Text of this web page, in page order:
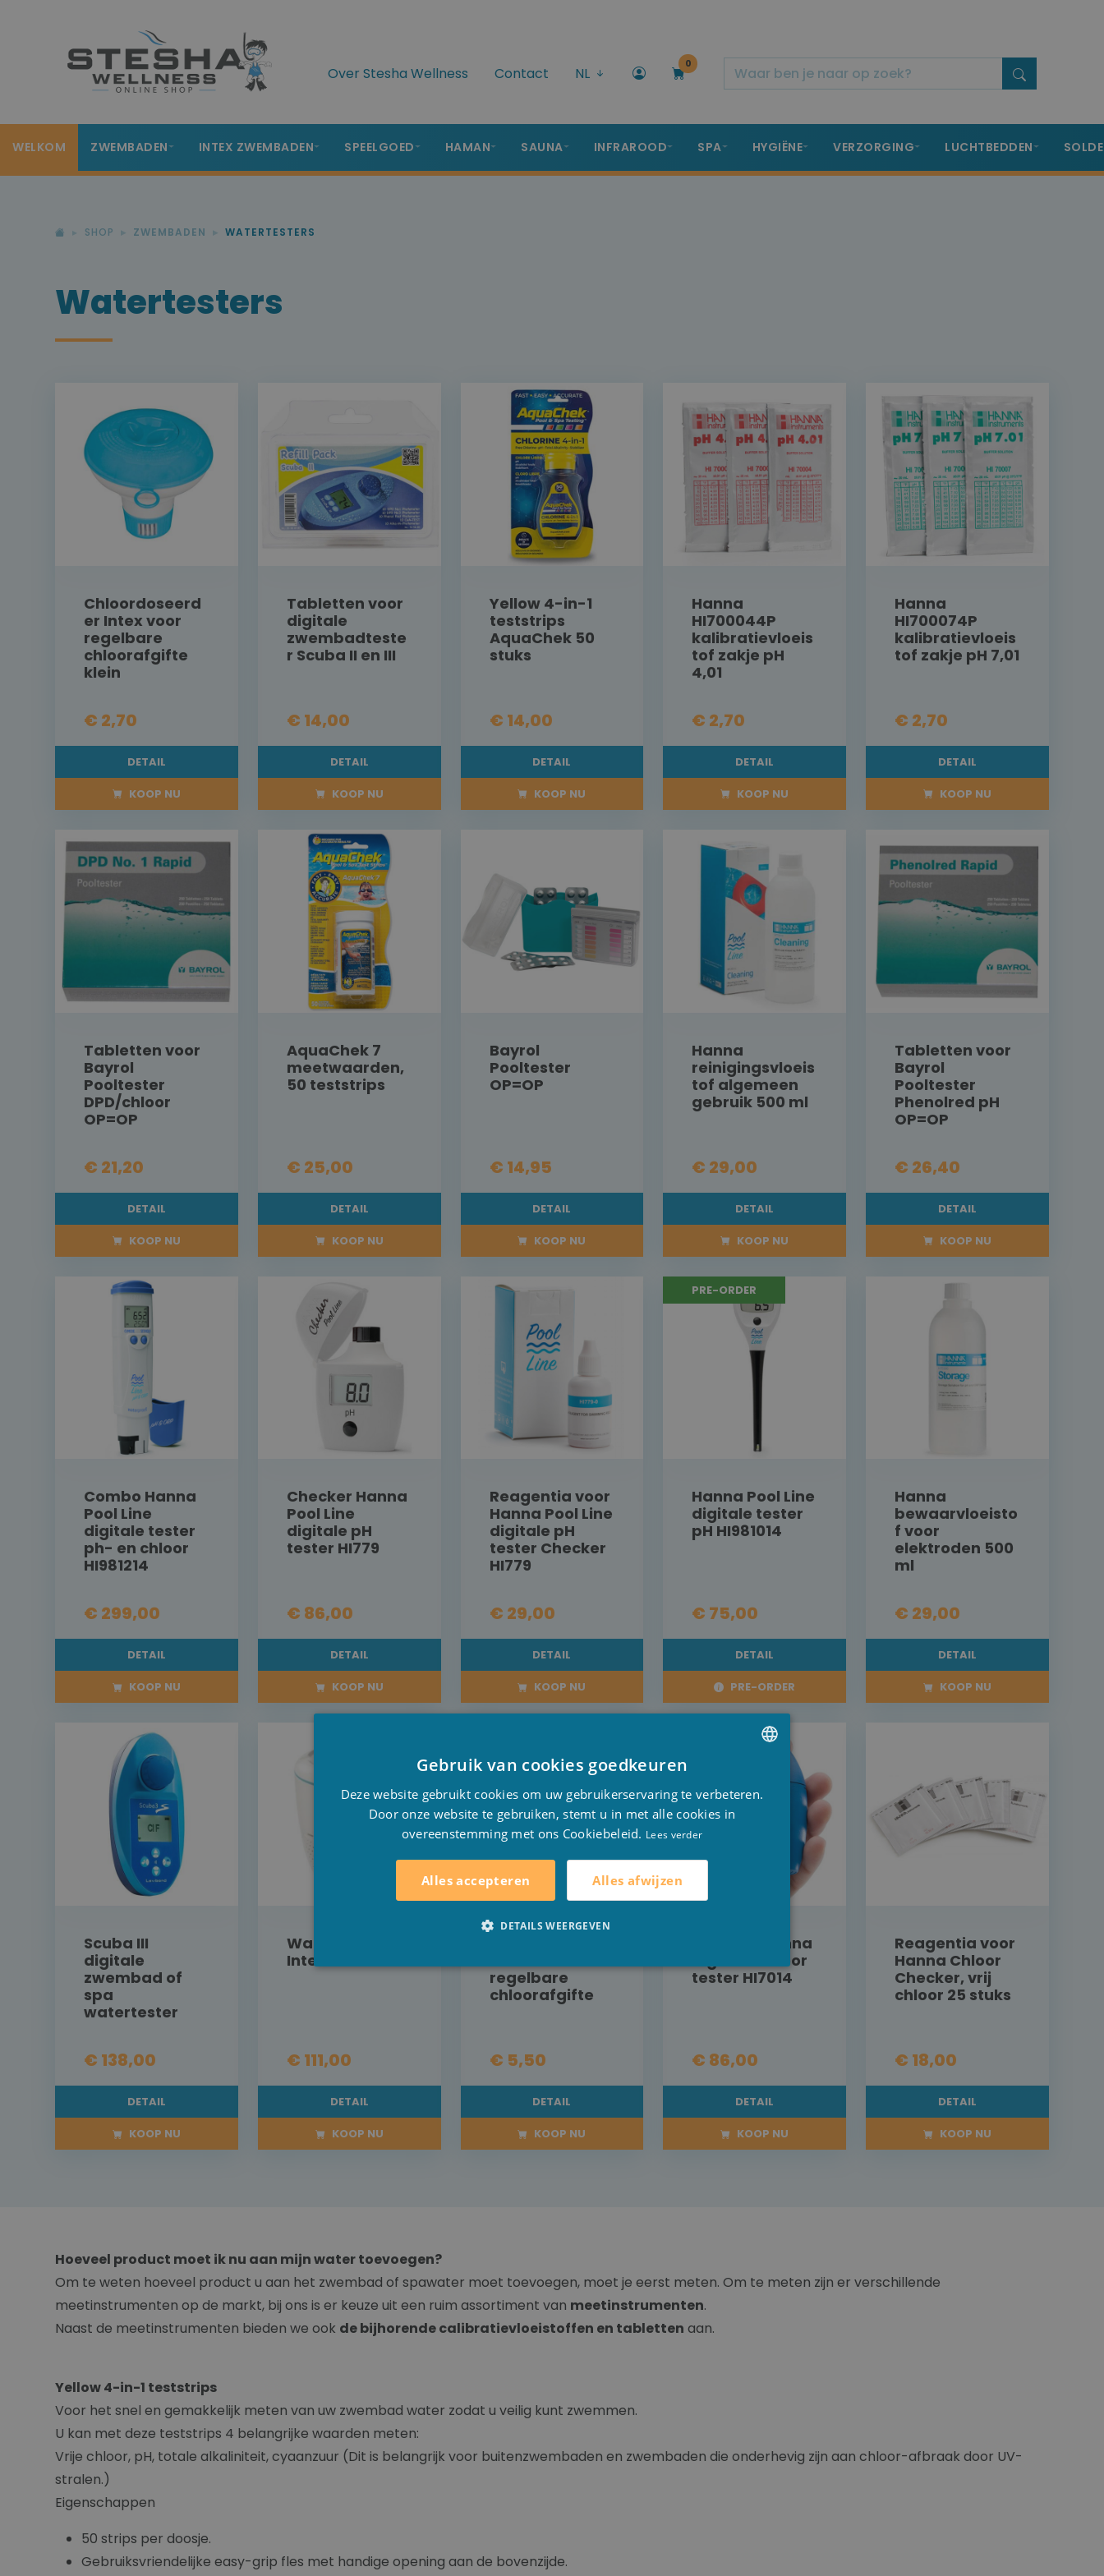
Over Stesha Wellness Contact NL
0
WELKOM ZWEMBADEN INTEX ZWEMBADEN SPEELGOED HAMAN SAUNA INFRAROOD SPA HYGIËNE VERZORGING LUCHTBEDDEN
SHOP ZWEMBADEN WATERTESTERS
Watertesters
Chloordoseerd
er Intex voor
regelbare
chloorafgifte
klein
€ 2,70
DETAIL
KOOP NU
Tabletten voor
digitale
zwembadteste
r Scuba II en III
€ 14,00
DETAIL
KOOP NU
Yellow 4-in-1
teststrips
AquaChek 50
stuks
€ 14,00
DETAIL
KOOP NU
Hanna
HI700044P
kalibratievloeis
tof zakje pH
4,01
€ 2,70
DETAIL
KOOP NU
Hanna
HI700074P
kalibratievloeis
tof zakje pH 7,01
€ 2,70
DETAIL
KOOP NU
Tabletten voor
Bayrol
Pooltester
DPD/chloor
OP=OP
€ 21,20
DETAIL
KOOP NU
AquaChek 7
meetwaarden,
50 teststrips
€ 25,00
DETAIL
KOOP NU
Bayrol
Pooltester
OP=OP
€ 14,95
DETAIL
KOOP NU
Hanna
reinigingsvloeis
tof algemeen
gebruik 500 ml
€ 29,00
DETAIL
KOOP NU
Tabletten voor
Bayrol
Pooltester
Phenolred pH
OP=OP
€ 26,40
DETAIL
KOOP NU
Combo Hanna
Pool Line
digitale tester
ph- en chloor
HI981214
€ 299,00
DETAIL
KOOP NU
Checker Hanna
Pool Line
digitale pH
tester HI779
€ 86,00
DETAIL
KOOP NU
Reagentia voor
Hanna Pool Line
digitale pH
tester Checker
HI779
€ 29,00
DETAIL
KOOP NU
PRE-ORDER
Hanna Pool Line
digitale tester
pH HI981014
€ 75,00
DETAIL
PRE-ORDER
Hanna
bewaarvloeisto
f voor
elektroden 500
ml
€ 29,00
DETAIL
KOOP NU
Scuba III
digitale
zwembad of
spa
watertester
€ 138,00
DETAIL
KOOP NU
Water Analyzer
Intex
€ 111,00
DETAIL
KOOP NU
regelbare
chloorafgifte
€ 5,50
DETAIL
KOOP NU
Checker Hanna
digitale Chloor
tester HI7014
€ 86,00
DETAIL
KOOP NU
Reagentia voor
Hanna Chloor
Checker, vrij
chloor 25 stuks
€ 18,00
DETAIL
KOOP NU
Hoeveel product moet ik nu aan mijn water toevoegen?
Om te weten hoeveel product u aan het zwembad of spawater moet toevoegen, moet je eerst meten. Om te meten zijn er verschillende
meetinstrumenten op de markt, bij ons is er keuze uit een ruim assortiment van meetinstrumenten.
Naast de meetinstrumenten bieden we ook de bijhorende calibratievloeistoffen en tabletten aan.
Yellow 4-in-1 teststrips
Voor het snel en gemakkelijk meten van uw zwembad water zodat u veilig kunt zwemmen.
U kan met deze teststrips 4 belangrijke waarden meten:
Vrije chloor, pH, totale alkaliniteit, cyaanzuur (Dit is belangrijk voor buitenzwembaden en zwembaden die onderhevig zijn aan chloor-afbraak door UV-
stralen.)
Eigenschappen
50 strips per doosje.
Gebruiksvriendelijke easy-grip fles met handige opening aan de bovenzijde.
Gebruik van cookies goedkeuren
Deze website gebruikt cookies om uw gebruikerservaring te verbeteren.
Door onze website te gebruiken, stemt u in met alle cookies in
overeenstemming met ons Cookiebeleid. Lees verder
Alles accepteren Alles afwijzen
DETAILS WEERGEVEN